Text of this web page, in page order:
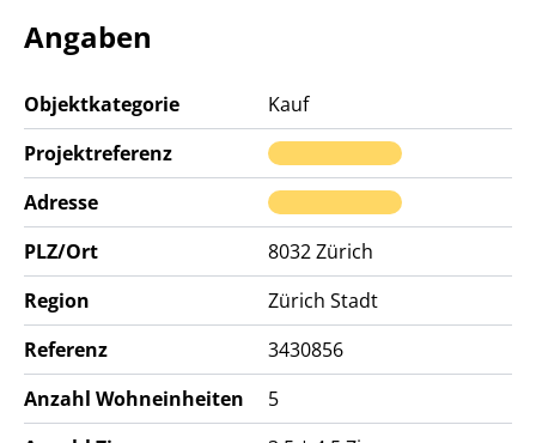
Angaben
Objektkategorie
Kauf
Projektreferenz
Adresse
PLZ/Ort
8032Zürich
Region
Zürich Stadt
Referenz
3430856
Anzahl Wohneinheiten
5